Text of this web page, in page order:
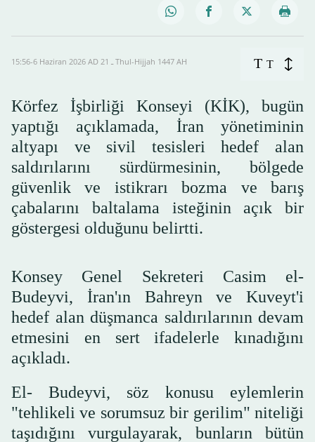
15:56-6 Haziran 2026 AD ـ 21 Thul-Hijjah 1447 AH T T
Körfez İşbirliği Konseyi (KİK), bugün
yaptığı açıklamada, İran yönetiminin
altyapı ve sivil tesisleri hedef alan
saldırılarını sürdürmesinin, bölgede
güvenlik ve istikrarı bozma ve barış
çabalarını baltalama isteğinin açık bir
göstergesi olduğunu belirtti.
Konsey Genel Sekreteri Casim el-
Budeyvi, İran'ın Bahreyn ve Kuveyt'i
hedef alan düşmanca saldırılarının devam
etmesini en sert ifadelerle kınadığını
açıkladı.
El- Budeyvi, söz konusu eylemlerin
"tehlikeli ve sorumsuz bir gerilim" niteliği
taşıdığını vurgulayarak, bunların bütün